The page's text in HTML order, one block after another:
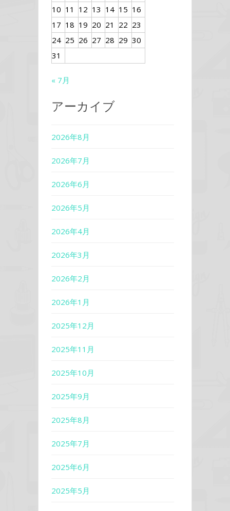
10 11 12 13 14 15 16
17 18 19 20 21 22 23
24 25 26 27 28 29 30
31
« 7月
アーカイブ
2026年8月
2026年7月
2026年6月
2026年5月
2026年4月
2026年3月
2026年2月
2026年1月
2025年12月
2025年11月
2025年10月
2025年9月
2025年8月
2025年7月
2025年6月
2025年5月